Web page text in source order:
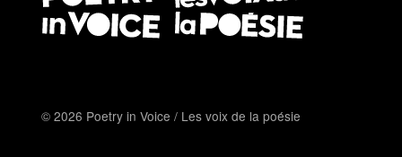
© 2026 Poetry in Voice / Les voix de la poésie